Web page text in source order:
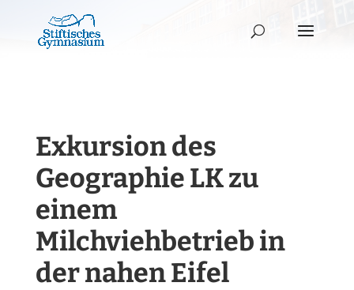
Exkursion des
Geographie LK zu
einem
Milchviehbetrieb in
der nahen Eifel